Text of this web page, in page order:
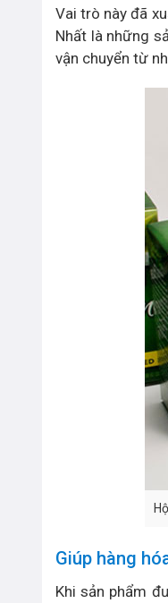
Vai trò này đã
Nhất là những
vận chuyển từ
Giúp hàng
Khi sản phẩm